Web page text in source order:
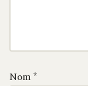
Nom*